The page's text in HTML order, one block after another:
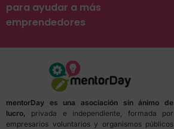
para ayudar a más
emprendedores
mentorDay es una asociación sin ánimo de
lucro, privada e independiente, formada por
empresarios voluntarios y organismos públicos